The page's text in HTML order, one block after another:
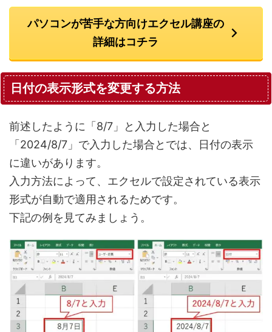
パソコンが苦手な方向けエクセル講座の
詳細はコチラ
日付の表示形式を変更する方法
前述したように「8/7」と入力した場合と
「2024/8/7」で入力した場合とでは、日付の表示
に違いがあります。
入力方法によって、エクセルで設定されている表示
形式が自動で適用されるためです。
下記の例を見てみましょう。